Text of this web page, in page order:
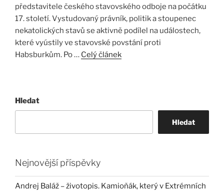
představitele českého stavovského odboje na počátku
17. století. Vystudovaný právník, politik a stoupenec
nekatolických stavů se aktivně podílel na událostech,
které vyústily ve stavovské povstání proti
Habsburkům. Po … Celý článek
Hledat
Hledat
Nejnovější příspěvky
Andrej Baláž – životopis. Kamioňák, který v Extrémních